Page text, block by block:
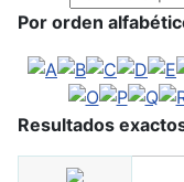
Por orden
Resultados